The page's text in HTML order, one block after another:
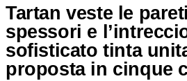
Tartan veste le
spessori e
sofisticato tinta
proposta in cinque